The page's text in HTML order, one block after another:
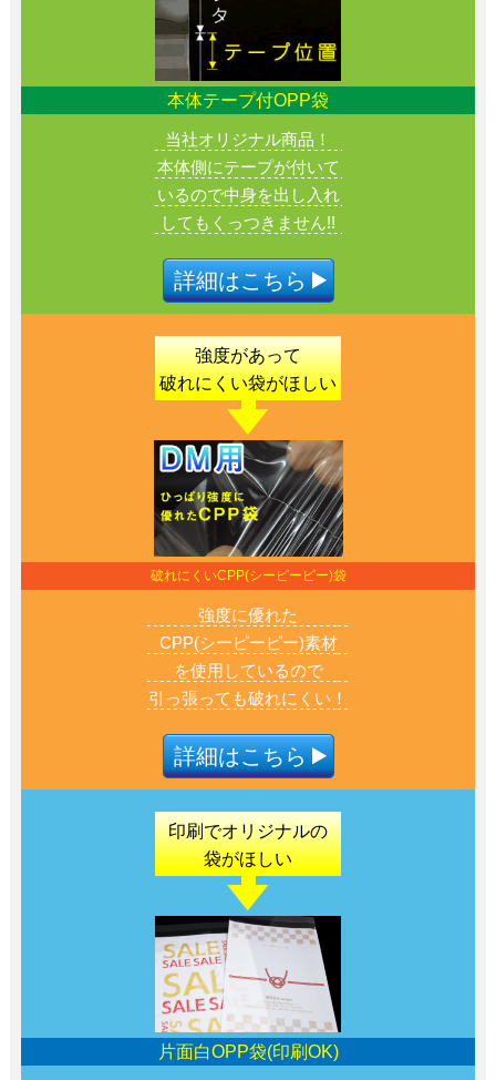
本体テープ付OPP袋
当社オリジナル商品！
本体側にテープが付いて
いるので中身を出し入れ
してもくっつきません!!
詳細はこちら
強度があって
破れにくい袋がほしい
破れにくいCPP(シーピーピー)袋
強度に優れた
CPP(シーピーピー)素材
を使用しているので
引っ張っても破れにくい！
詳細はこちら
印刷でオリジナルの
袋がほしい
片面白OPP袋(印刷OK)